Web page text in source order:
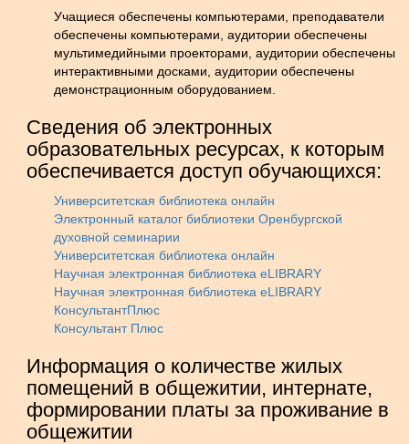
Учащиеся обеспечены компьютерами, преподаватели
обеспечены компьютерами, аудитории обеспечены
мультимедийными проекторами, аудитории обеспечены
интерактивными досками, аудитории обеспечены
демонстрационным оборудованием.
Сведения об электронных
образовательных ресурсах, к которым
обеспечивается доступ обучающихся:
Университетская библиотека онлайн
Электронный каталог библиотеки Оренбургской
духовной семинарии
Университетская библиотека онлайн
Научная электронная библиотека eLIBRARY
Научная электронная библиотека eLIBRARY
КонсультантПлюс
Консультант Плюс
Информация о количестве жилых
помещений в общежитии, интернате,
формировании платы за проживание в
общежитии